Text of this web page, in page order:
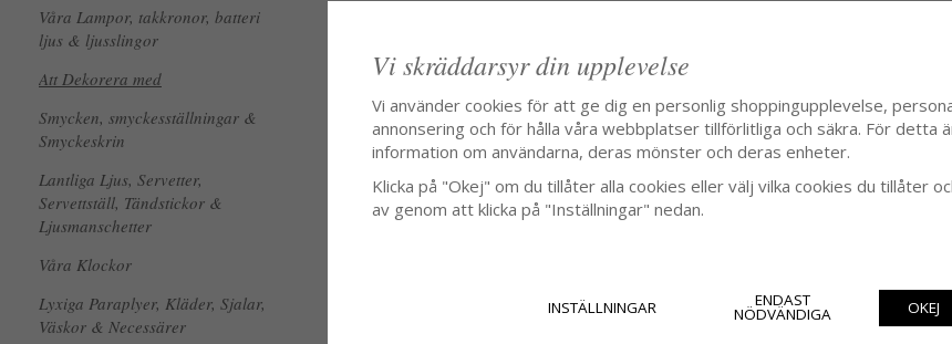
Våra Lampor, takkronor, batteri
ljus & ljusslingor
Att Dekorera med
Smycken, smyckesställningar &
Smyckeskrin
Lantliga Ljus, Servetter,
Servettställ, Tändstickor &
Ljusmanschetter
Våra Klockor
Lyxiga Paraplyer, Kläder, Sjalar,
Väskor & Necessärer
Vi skräddarsyr din upplevelse
Vi använder cookies för att ge dig en personlig shoppingupplevelse,
annonsering och för hålla våra webbplatser tillförlitliga och säkra. För detta
information om användarna, deras mönster och deras enheter.
Klicka på "Okej" om du tillåter alla cookies eller välj vilka cookies du tillåter
av genom att klicka på "Inställningar" nedan.
INSTÄLLNINGAR ENDAST
NÖDVÄNDIGA OKEJ